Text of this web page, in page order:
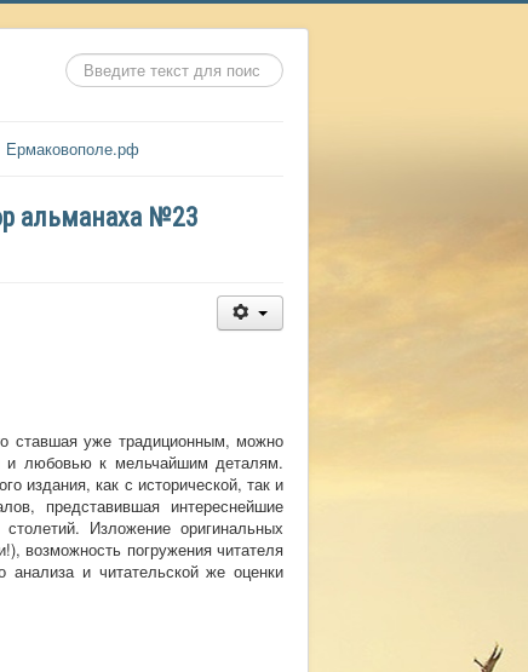
Искать...
Ермаковополе.рф
альманаха №23
ставшая уже традиционным, можно
и любовью к мельчайшим деталям.
издания, как с исторической, так и
представившая интереснейшие
Изложение оригинальных
возможность погружения читателя
анализа и читательской же оценки